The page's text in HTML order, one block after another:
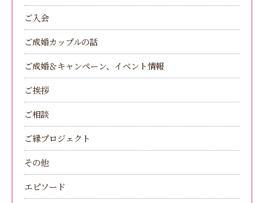
ご入会
ご成婚カップルの話
ご成婚＆キャンペーン、イベント情報
ご挨拶
ご相談
ご縁プロジェクト
その他
エピソード